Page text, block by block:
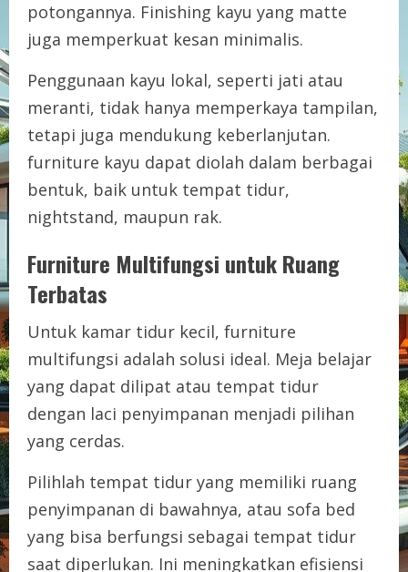
potongannya. Finishing kayu yang matte
juga memperkuat kesan minimalis.
Penggunaan kayu lokal, seperti jati atau
meranti, tidak hanya memperkaya tampilan,
tetapi juga mendukung keberlanjutan.
furniture kayu dapat diolah dalam berbagai
bentuk, baik untuk tempat tidur,
nightstand, maupun rak.
Furniture Multifungsi untuk Ruang
Terbatas
Untuk kamar tidur kecil, furniture
multifungsi adalah solusi ideal. Meja belajar
yang dapat dilipat atau tempat tidur
dengan laci penyimpanan menjadi pilihan
yang cerdas.
Pilihlah tempat tidur yang memiliki ruang
penyimpanan di bawahnya, atau sofa bed
yang bisa berfungsi sebagai tempat tidur
saat diperlukan. Ini meningkatkan efisiensi